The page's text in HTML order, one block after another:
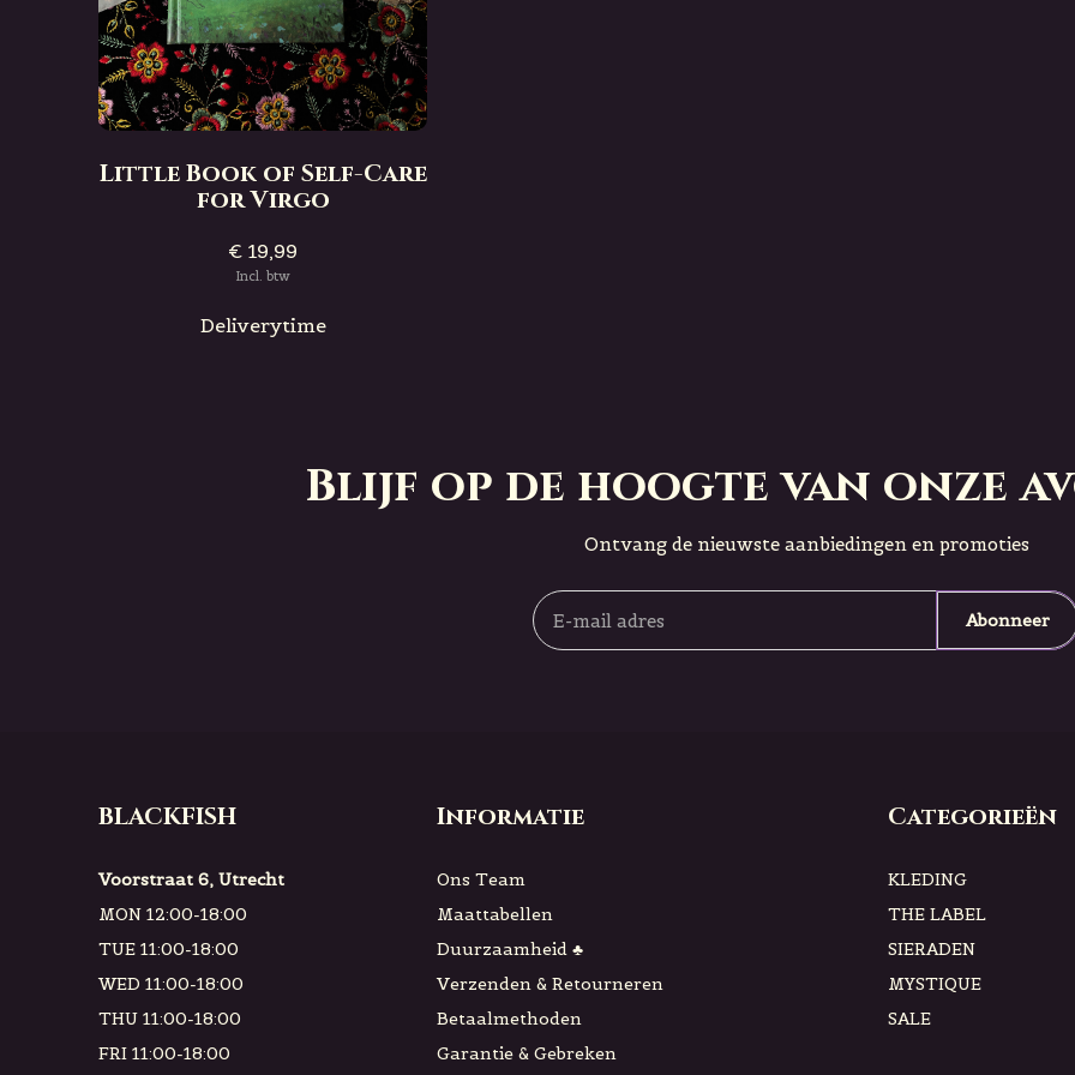
Little Book of Self-Care
for Virgo
€ 19,99
Incl. btw
Deliverytime
Blijf op de hoogte van onze
Ontvang de nieuwste aanbiedingen en promoties
Abonneer
BLACKFISH
Voorstraat 6, Utrecht
MON 12:00-18:00
TUE 11:00-18:00
WED 11:00-18:00
THU 11:00-18:00
FRI 11:00-18:00
Informatie
Ons Team
Maattabellen
Duurzaamheid ♣
Verzenden & Retourneren
Betaalmethoden
Garantie & Gebreken
Categorieën
KLEDING
THE LABEL
SIERADEN
MYSTIQUE
SALE